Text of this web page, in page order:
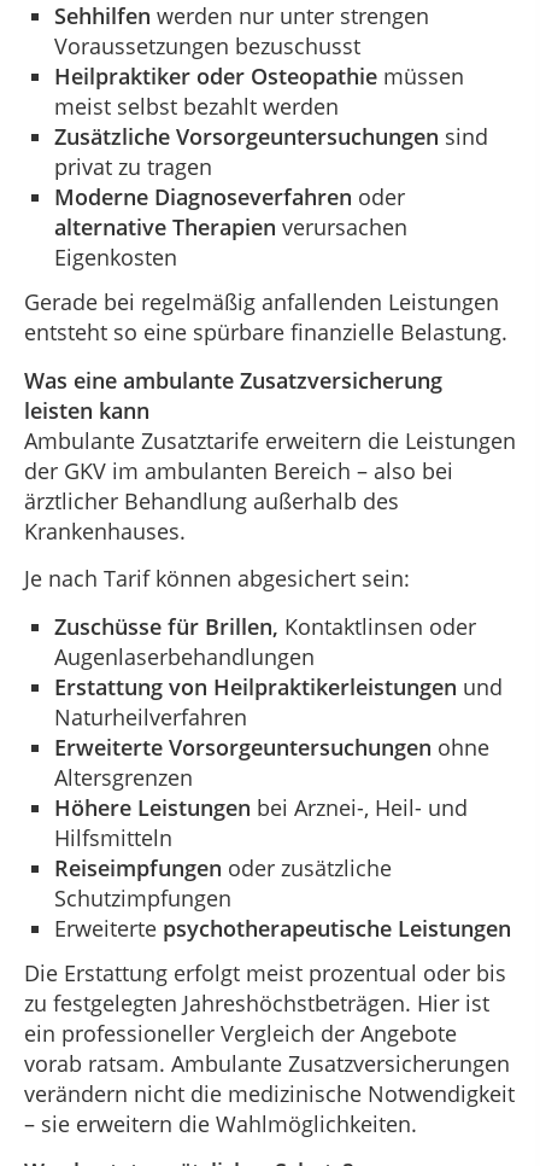
Sehhilfen werden nur unter strengen
Voraussetzungen bezuschusst
Heilpraktiker oder Osteopathie müssen
meist selbst bezahlt werden
Zusätzliche Vorsorgeuntersuchungen sind
privat zu tragen
Moderne Diagnoseverfahren oder
alternative Therapien verursachen
Eigenkosten
Gerade bei regelmäßig anfallenden Leistungen
entsteht so eine spürbare finanzielle Belastung.
Was eine ambulante Zusatzversicherung
leisten kann
Ambulante Zusatztarife erweitern die Leistungen
der GKV im ambulanten Bereich – also bei
ärztlicher Behandlung außerhalb des
Krankenhauses.
Je nach Tarif können abgesichert sein:
Zuschüsse für Brillen, Kontaktlinsen oder
Augenlaserbehandlungen
Erstattung von Heilpraktikerleistungen und
Naturheilverfahren
Erweiterte Vorsorgeuntersuchungen ohne
Altersgrenzen
Höhere Leistungen bei Arznei-, Heil- und
Hilfsmitteln
Reiseimpfungen oder zusätzliche
Schutzimpfungen
Erweiterte psychotherapeutische Leistungen
Die Erstattung erfolgt meist prozentual oder bis
zu festgelegten Jahreshöchstbeträgen. Hier ist
ein professioneller Vergleich der Angebote
vorab ratsam. Ambulante Zusatzversicherungen
verändern nicht die medizinische Notwendigkeit
– sie erweitern die Wahlmöglichkeiten.